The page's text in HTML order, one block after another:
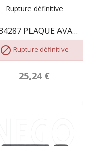
Rupture définitive
93384287 PLAQUE AVANT FOYER BOIS
 Rupture définitive
25,24 €